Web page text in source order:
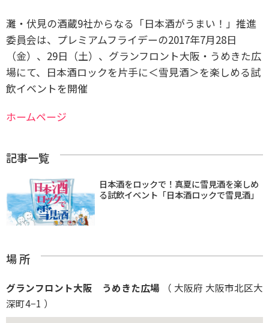
灘・伏見の酒蔵9社からなる「日本酒がうまい！」推進
委員会は、プレミアムフライデーの2017年7月28日
（金）、29日（土）、グランフロント大阪・うめきた広
場にて、日本酒ロックを片手に＜雪見酒＞を楽しめる試
飲イベントを開催
ホームページ
記事一覧
日本酒をロックで！真夏に雪見酒を楽しめ
る試飲イベント「日本酒ロックで雪見酒」
場 所
グランフロント大阪 うめきた広場 （ 大阪府 大阪市北区大
深町4−1 ）